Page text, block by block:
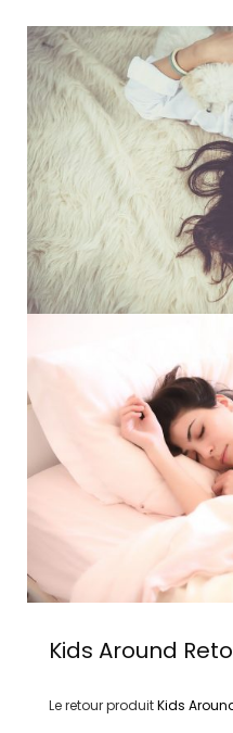
Kids Around
Le retour produitKids